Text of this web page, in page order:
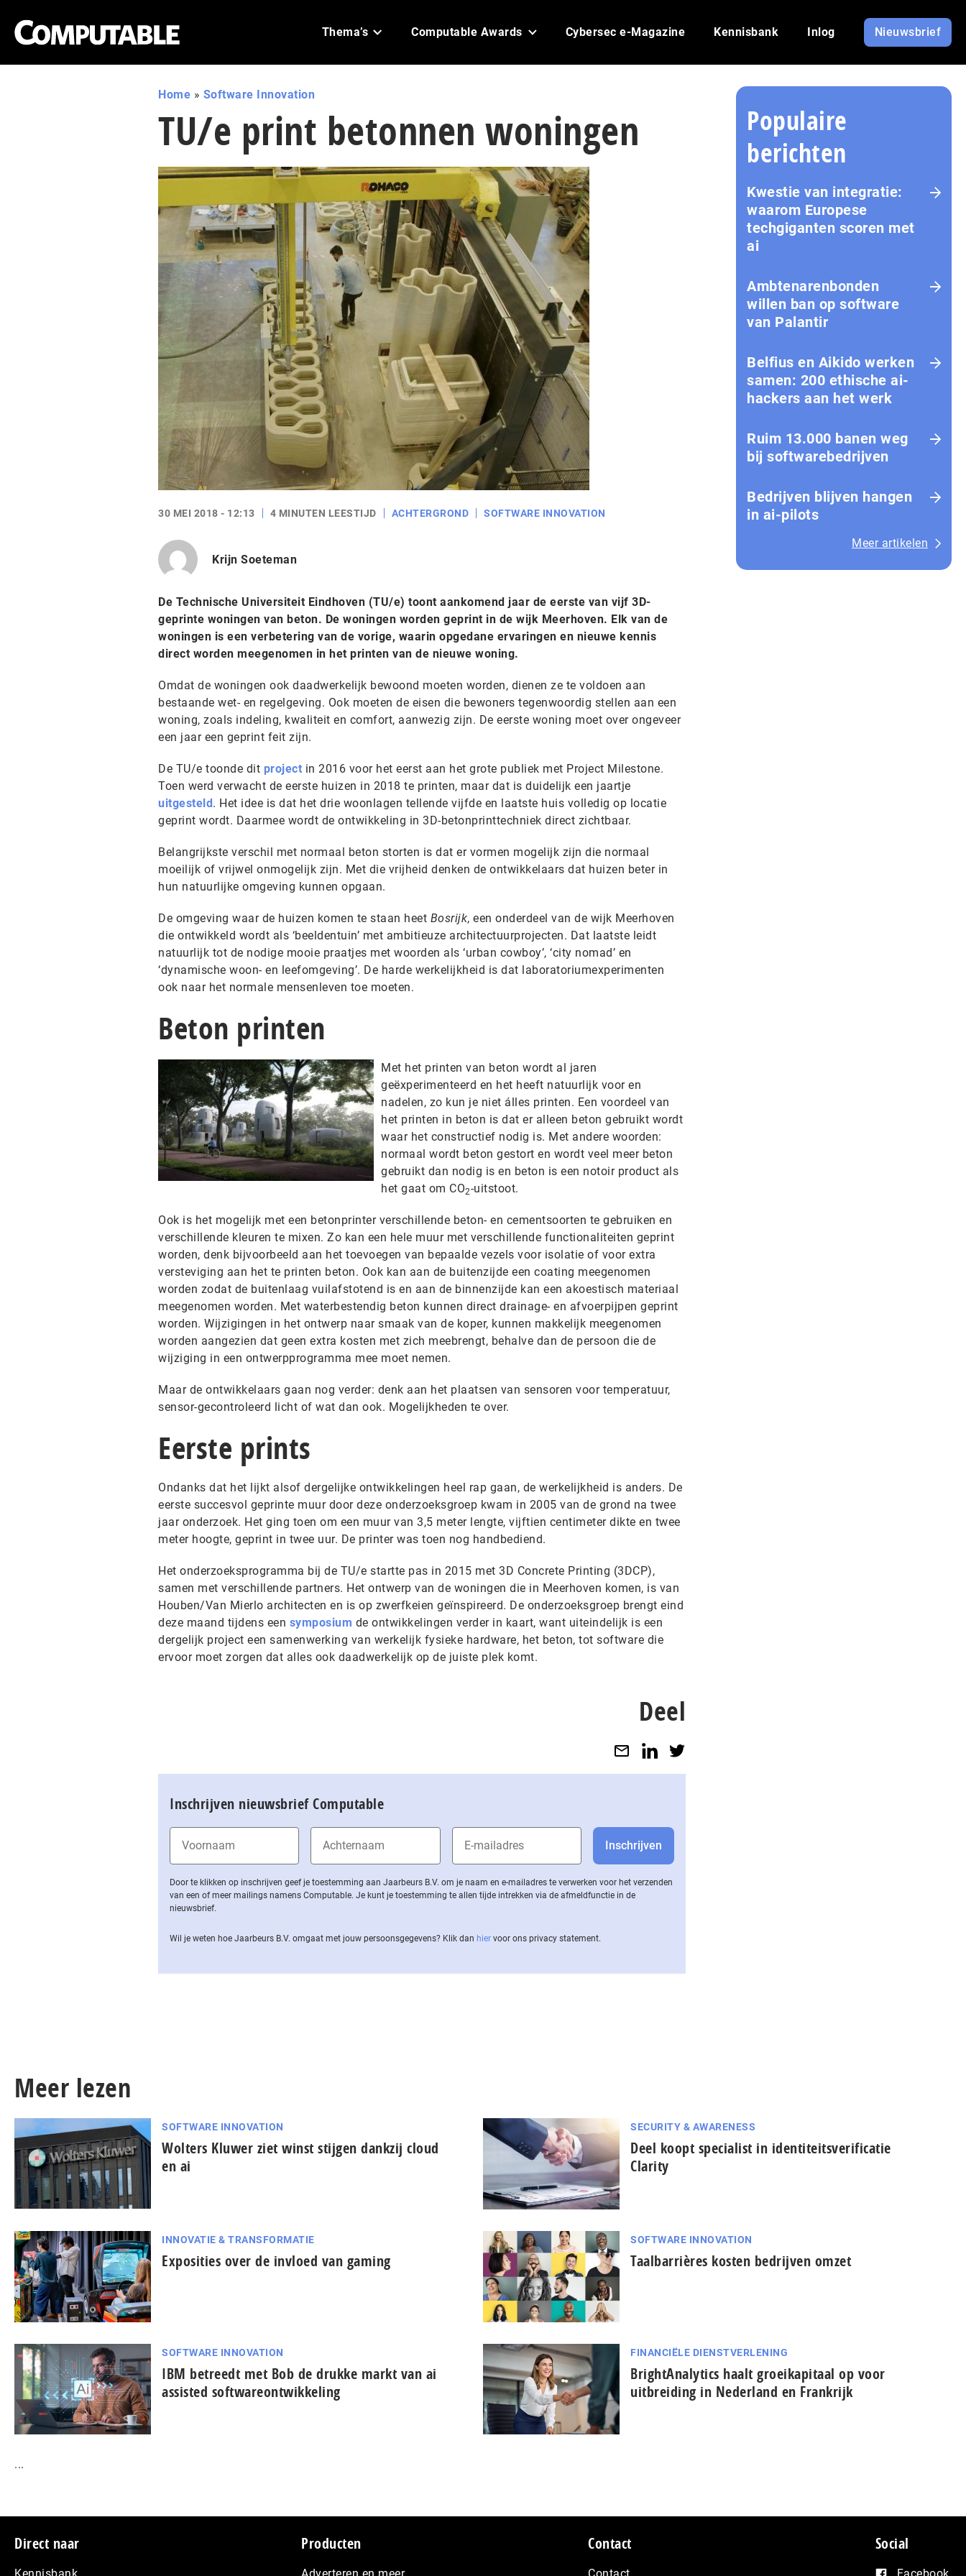
Thema’s Computable Awards Cybersec e-Magazine Kennisbank Inlog Nieuwsbrief
Home » Software Innovation
TU/e print betonnen woningen
30 MEI 2018 - 12:13 4 MINUTEN LEESTIJD ACHTERGROND SOFTWARE INNOVATION
Krijn Soeteman
De Technische Universiteit Eindhoven (TU/e) toont aankomend jaar de eerste van vijf 3D-
geprinte woningen van beton. De woningen worden geprint in de wijk Meerhoven. Elk van de
woningen is een verbetering van de vorige, waarin opgedane ervaringen en nieuwe kennis
direct worden meegenomen in het printen van de nieuwe woning.
Omdat de woningen ook daadwerkelijk bewoond moeten worden, dienen ze te voldoen aan
bestaande wet- en regelgeving. Ook moeten de eisen die bewoners tegenwoordig stellen aan een
woning, zoals indeling, kwaliteit en comfort, aanwezig zijn. De eerste woning moet over ongeveer
een jaar een geprint feit zijn.
De TU/e toonde dit project in 2016 voor het eerst aan het grote publiek met Project Milestone.
Toen werd verwacht de eerste huizen in 2018 te printen, maar dat is duidelijk een jaartje
uitgesteld. Het idee is dat het drie woonlagen tellende vijfde en laatste huis volledig op locatie
geprint wordt. Daarmee wordt de ontwikkeling in 3D-betonprinttechniek direct zichtbaar.
Belangrijkste verschil met normaal beton storten is dat er vormen mogelijk zijn die normaal
moeilijk of vrijwel onmogelijk zijn. Met die vrijheid denken de ontwikkelaars dat huizen beter in
hun natuurlijke omgeving kunnen opgaan.
De omgeving waar de huizen komen te staan heet Bosrijk, een onderdeel van de wijk Meerhoven
die ontwikkeld wordt als ‘beeldentuin’ met ambitieuze architectuurprojecten. Dat laatste leidt
natuurlijk tot de nodige mooie praatjes met woorden als ‘urban cowboy’, ‘city nomad’ en
‘dynamische woon- en leefomgeving’. De harde werkelijkheid is dat laboratoriumexperimenten
ook naar het normale mensenleven toe moeten.
Beton printen
Met het printen van beton wordt al jaren
geëxperimenteerd en het heeft natuurlijk voor en
nadelen, zo kun je niet álles printen. Een voordeel van
het printen in beton is dat er alleen beton gebruikt wordt
waar het constructief nodig is. Met andere woorden:
normaal wordt beton gestort en wordt veel meer beton
gebruikt dan nodig is en beton is een notoir product als
het gaat om CO2-uitstoot.
Ook is het mogelijk met een betonprinter verschillende beton- en cementsoorten te gebruiken en
verschillende kleuren te mixen. Zo kan een hele muur met verschillende functionaliteiten geprint
worden, denk bijvoorbeeld aan het toevoegen van bepaalde vezels voor isolatie of voor extra
versteviging aan het te printen beton. Ook kan aan de buitenzijde een coating meegenomen
worden zodat de buitenlaag vuilafstotend is en aan de binnenzijde kan een akoestisch materiaal
meegenomen worden. Met waterbestendig beton kunnen direct drainage- en afvoerpijpen geprint
worden. Wijzigingen in het ontwerp naar smaak van de koper, kunnen makkelijk meegenomen
worden aangezien dat geen extra kosten met zich meebrengt, behalve dan de persoon die de
wijziging in een ontwerpprogramma mee moet nemen.
Maar de ontwikkelaars gaan nog verder: denk aan het plaatsen van sensoren voor temperatuur,
sensor-gecontroleerd licht of wat dan ook. Mogelijkheden te over.
Eerste prints
Ondanks dat het lijkt alsof dergelijke ontwikkelingen heel rap gaan, de werkelijkheid is anders. De
eerste succesvol geprinte muur door deze onderzoeksgroep kwam in 2005 van de grond na twee
jaar onderzoek. Het ging toen om een muur van 3,5 meter lengte, vijftien centimeter dikte en twee
meter hoogte, geprint in twee uur. De printer was toen nog handbediend.
Het onderzoeksprogramma bij de TU/e startte pas in 2015 met 3D Concrete Printing (3DCP),
samen met verschillende partners. Het ontwerp van de woningen die in Meerhoven komen, is van
Houben/Van Mierlo architecten en is op zwerfkeien geïnspireerd. De onderzoeksgroep brengt eind
deze maand tijdens een symposium de ontwikkelingen verder in kaart, want uiteindelijk is een
dergelijk project een samenwerking van werkelijk fysieke hardware, het beton, tot software die
ervoor moet zorgen dat alles ook daadwerkelijk op de juiste plek komt.
Deel
Inschrijven nieuwsbrief Computable
Door te klikken op inschrijven geef je toestemming aan Jaarbeurs B.V. om je naam en e-mailadres te verwerken voor het verzenden
van een of meer mailings namens Computable. Je kunt je toestemming te allen tijde intrekken via de af­meld­func­tie in de
nieuwsbrief.
Wil je weten hoe Jaarbeurs B.V. omgaat met jouw per­soons­ge­ge­vens? Klik dan hier voor ons privacy statement.
Populaire
berichten
Kwestie van integratie:
waarom Europese
techgiganten scoren met
ai
Amb­te­na­ren­bon­den
willen ban op software
van Palantir
Belfius en Aikido werken
samen: 200 ethische ai-
hackers aan het werk
Ruim 13.000 banen weg
bij softwarebedrijven
Bedrijven blijven hangen
in ai-pilots
Meer artikelen
Meer lezen
SOFTWARE INNOVATION
Wolters Kluwer ziet winst stijgen dankzij cloud
en ai
SECURITY & AWARENESS
Deel koopt specialist in identiteitsverificatie
Clarity
INNOVATIE & TRANSFORMATIE
Exposities over de invloed van gaming
SOFTWARE INNOVATION
Taal­bar­ri­è­res kosten bedrijven omzet
SOFTWARE INNOVATION
IBM betreedt met Bob de drukke markt van ai
assisted softwareontwikkeling
FINANCIËLE DIENSTVERLENING
BrightAnalytics haalt groeikapitaal op voor
uitbreiding in Nederland en Frankrijk
...
Footer
Direct naar Producten Contact Social